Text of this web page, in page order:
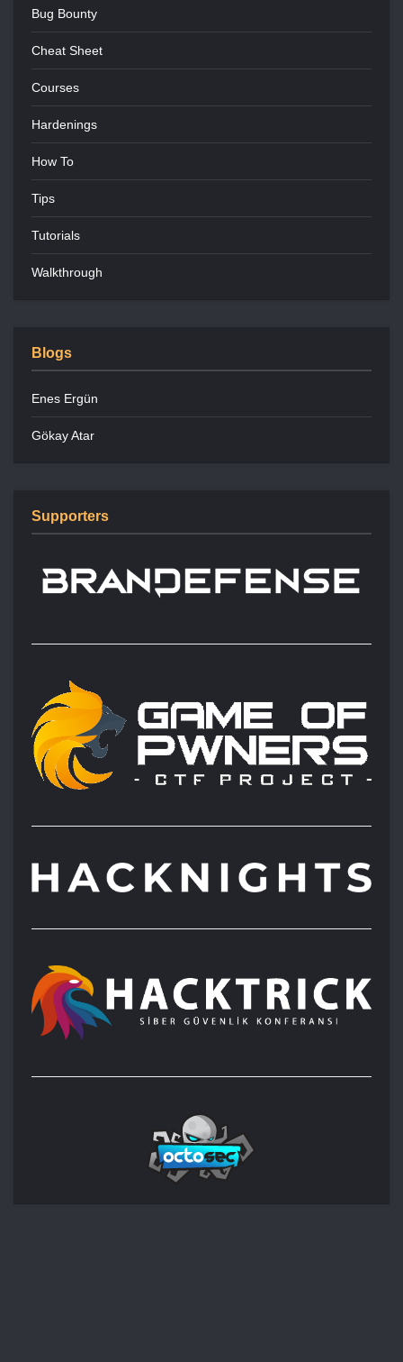
Bug Bounty
Cheat Sheet
Courses
Hardenings
How To
Tips
Tutorials
Walkthrough
Blogs
Enes Ergün
Gökay Atar
Supporters